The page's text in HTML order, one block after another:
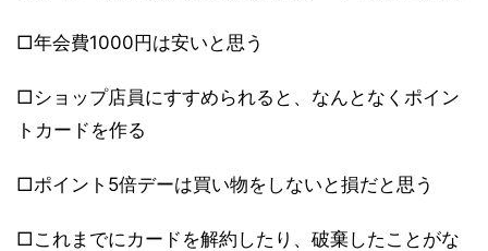
□年会費1000円は安いと思う
□ショップ店員にすすめられると、なんとなくポイン
トカードを作る
□ポイント5倍デーは買い物をしないと損だと思う
□これまでにカードを解約したり、破棄したことがな